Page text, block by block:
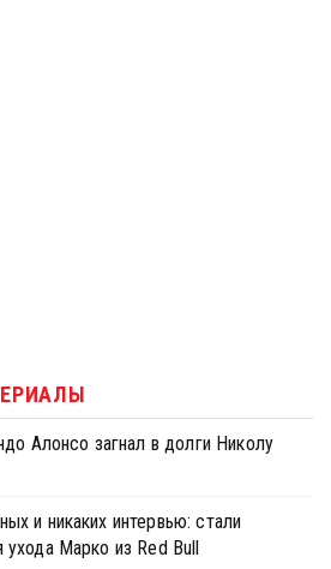
Алонсо загнал в долги Николу
и никаких интервью: стали
ухода Марко из Red Bull